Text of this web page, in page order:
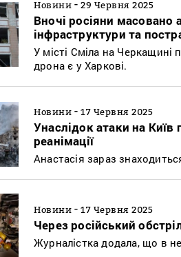
Новини 29 Червня 2025
Вночі росіяни масовано
інфраструктури та
У місті Сміла на
дрона є у Харкові.
Новини - 17 Червня 2025
Унаслідок атаки на
реанімації
Анастасія зараз
Новини - 17 Червня 2025
Через російський
Журналістка додала, що в